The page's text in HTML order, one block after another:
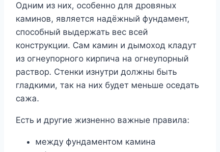
Одним из них, особенно для дровяных
каминов, является надёжный фундамент,
способный выдержать вес всей
конструкции. Сам камин и дымоход кладут
из огнеупорного кирпича на огнеупорный
раствор. Стенки изнутри должны быть
гладкими, так на них будет меньше оседать
сажа.
Есть и другие жизненно важные правила:
между фундаментом камина